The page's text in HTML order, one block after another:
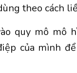
theo cách
quy mô mô
của mình